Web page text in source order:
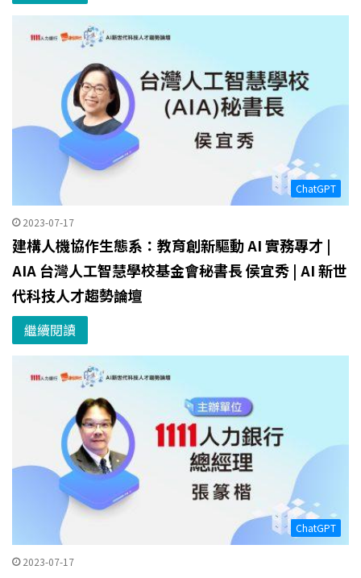
ChatGPT
2023-07-17
建構人機協作生態系：教育創新驅動 AI 實務專才 |
AIA 台灣人工智慧學校基金會秘書長 侯宜秀 | AI 新世
代科技人才趨勢論壇
繼續閱讀
ChatGPT
2023-07-17